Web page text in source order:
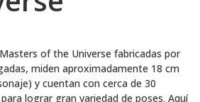
of the Universe fabricadas por
miden aproximadamente 18 cm
y cuentan con cerca de 30
lograr gran variedad de poses. Aquí